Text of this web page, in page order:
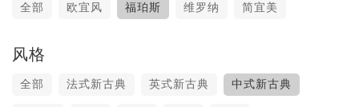
全部 欧宜风 福珀斯 维罗纳 简宜美
风格
全部 法式新古典 英式新古典 中式新古典